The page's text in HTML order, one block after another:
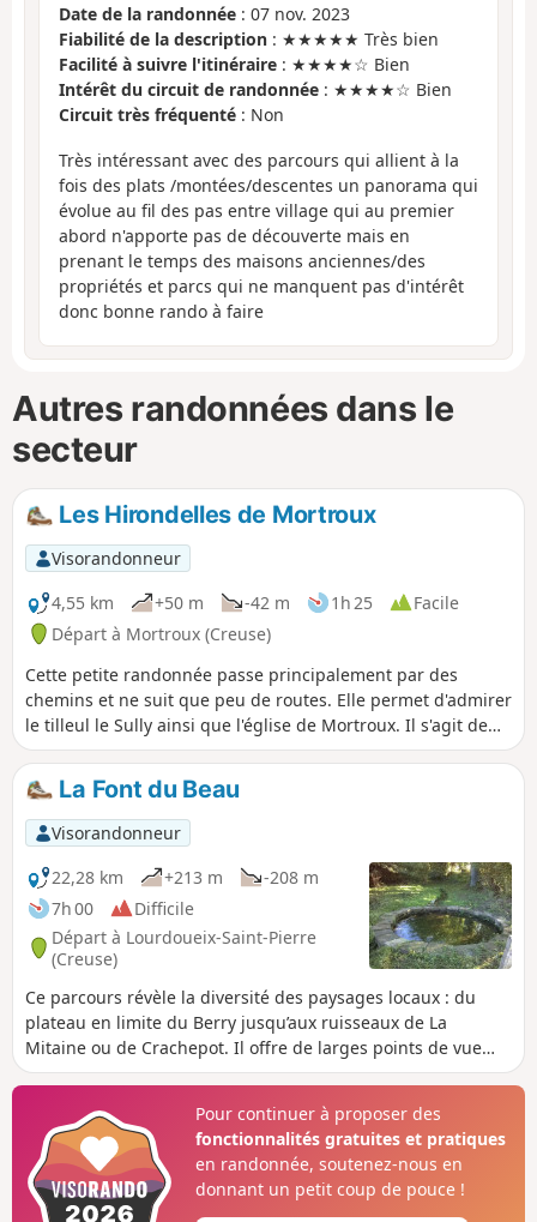
Date de la randonnée : 07 nov. 2023
Fiabilité de la description : ★★★★★ Très bien
Facilité à suivre l'itinéraire : ★★★★☆ Bien
Intérêt du circuit de randonnée : ★★★★☆ Bien
Circuit très fréquenté : Non
Très intéressant avec des parcours qui allient à la
fois des plats /montées/descentes un panorama qui
évolue au fil des pas entre village qui au premier
abord n'apporte pas de découverte mais en
prenant le temps des maisons anciennes/des
propriétés et parcs qui ne manquent pas d'intérêt
donc bonne rando à faire
Autres randonnées dans le
secteur
Les Hirondelles de Mortroux
Visorandonneur
4,55 km
+50 m -42 m 1h 25
Facile
Départ à Mortroux (Creuse)
Cette petite randonnée passe principalement par des
chemins et ne suit que peu de routes. Elle permet d'admirer
le tilleul le Sully ainsi que l'église de Mortroux. Il s'agit de
l'une des deux randonnées autour de Mortroux avec la
randonnée "les Libellules". Ces deux randonnées sont
parfaites par exemple pour promener son chien car on n'y
croise que peu de voitures et on ne passe que par peu de
hameaux.
La Font du Beau
Visorandonneur
22,28 km
+213 m
-208 m
7h 00
Difficile
Départ à Lourdoueix-Saint-Pierre
(Creuse)
Ce parcours révèle la diversité des paysages locaux : du
plateau en limite du Berry jusqu’aux ruisseaux de La
Mitaine ou de Crachepot. Il offre de larges points de vue
sur les Monts de Guéret et de Saint-Vaury, le plateau
au détour de chemins creux, de prés et bosquets où
serpentent de petits ruisseaux vifs et ombragés. L’itinéraire
est parsemé de puits et de croix,
Pour continuer à proposer des
fonctionnalités gratuites et pratiques
en randonnée, soutenez-nous en
donnant un petit coup de pouce !